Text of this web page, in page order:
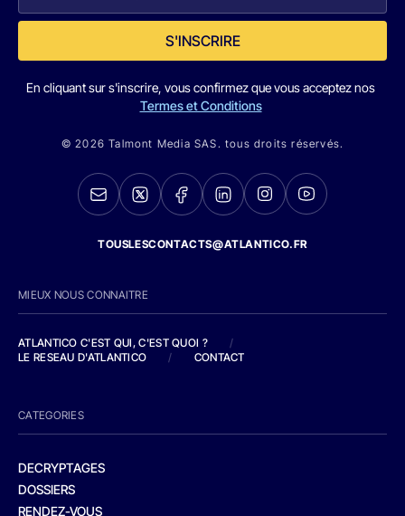
S'INSCRIRE
En cliquant sur s'inscrire, vous confirmez que vous acceptez nos
Termes et Conditions
© 2026 Talmont Media SAS. tous droits réservés.
TOUSLESCONTACTS@ATLANTICO.FR
MIEUX NOUS CONNAITRE
ATLANTICO C'EST QUI, C'EST QUOI ?
/
LE RESEAU D'ATLANTICO
/ CONTACT
CATEGORIES
DECRYPTAGES
DOSSIERS
RENDEZ-VOUS